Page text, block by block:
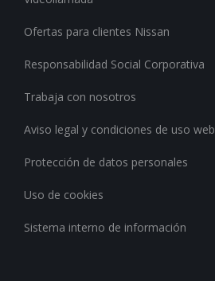
Ofertas para clientes Nissan
Responsabilidad Social Corporativa
Trabaja con nosotros
Aviso legal y condiciones de uso web
Protección de datos personales
Uso de cookies
Sistema interno de información